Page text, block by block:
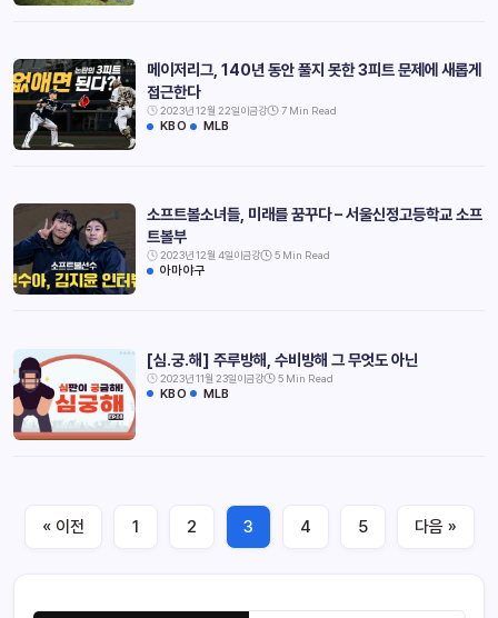
메이저리그, 140년 동안 풀지 못한 3피트 문제에 새롭게
접근한다
2023년 12월 22일이금강 7 Min Read
KBO MLB
소프트볼소녀들, 미래를 꿈꾸다 – 서울신정고등학교 소프
트볼부
2023년 12월 4일이금강 5 Min Read
아마야구
[심.궁.해] 주루방해, 수비방해 그 무엇도 아닌
2023년 11월 23일이금강 5 Min Read
KBO MLB
« 이전 1 2 3 4 5 다음 »